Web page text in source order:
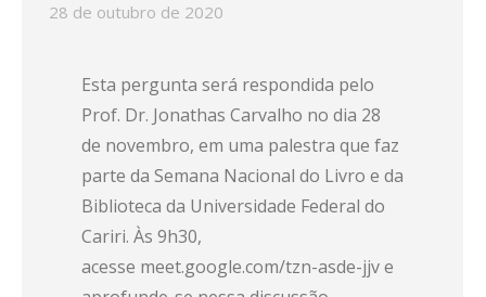
28 de outubro de 2020
Esta pergunta será respondida pelo
Prof. Dr. Jonathas Carvalho no dia 28
de novembro, em uma palestra que faz
parte da Semana Nacional do Livro e da
Biblioteca da Universidade Federal do
Cariri. Às 9h30,
acesse meet.google.com/tzn-asde-jjv e